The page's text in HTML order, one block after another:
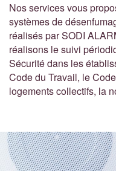
Nos services vous
systèmes de
réalisés par SODI
réalisons le suivi
Sécurité dans les
Code du Travail, le
logements collectifs, la